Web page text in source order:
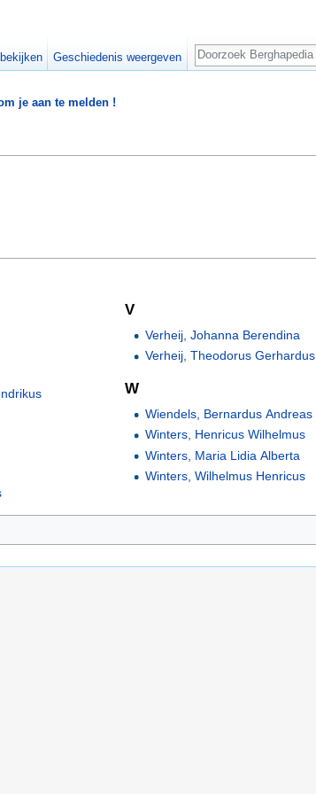
je aan te melden !
V
Verheij, Johanna Berendina
Verheij, Theodorus Gerhardus
W
Wiendels, Bernardus Andreas
Winters, Henricus Wilhelmus
Winters, Maria Lidia Alberta
Winters, Wilhelmus Henricus
Geschiedenis weergeven
Zoeken